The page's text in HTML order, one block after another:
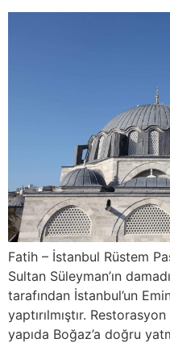
Fatih – İstanbul Rüstem
Sultan Süleyman’ın
tarafından İstanbul’un
yaptırılmıştır.
yapıda Boğaz’a doğru